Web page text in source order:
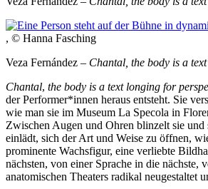
, © Hanna Fasching
Veza Fernández – Chantal, the body is a
Chantal, the body is a text longing for
der Performer*innen heraus entsteht. Sie
wie man sie im Museum La Specola in
Zwischen Augen und Ohren blinzelt sie und
einlädt, sich der Art und Weise zu öffnen,
prominente Wachsfigur, eine verliebte
nächsten, von einer Sprache in die nächste,
anatomischen Theaters radikal neugestaltet